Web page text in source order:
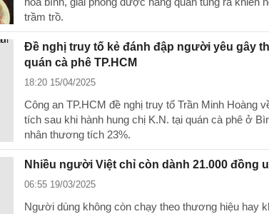
trầm trồ.
Đề nghị truy tố kẻ đánh đập người yêu gây
quán cà phê TP.HCM
18:20 15/04/2025
Công an TP.HCM đề nghị truy tố Trần Minh Hoàng
tích sau khi hành hung chị K.N. tại quán cà phê ở
nhân thương tích 23%.
Nhiều người Việt chỉ còn dành 21.000 đồng
06:55 19/03/2025
Người dùng không còn chạy theo thương hiệu hay